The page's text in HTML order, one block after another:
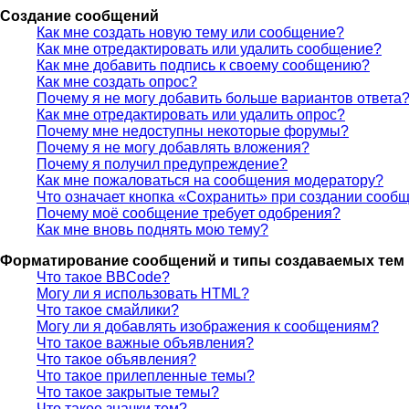
Создание сообщений
Как мне создать новую тему или сообщение?
Как мне отредактировать или удалить сообщение?
Как мне добавить подпись к своему сообщению?
Как мне создать опрос?
Почему я не могу добавить больше вариантов ответа?
Как мне отредактировать или удалить опрос?
Почему мне недоступны некоторые форумы?
Почему я не могу добавлять вложения?
Почему я получил предупреждение?
Как мне пожаловаться на сообщения модератору?
Что означает кнопка «Сохранить» при создании
Почему моё сообщение требует одобрения?
Как мне вновь поднять мою тему?
Форматирование сообщений и типы создаваемых тем
Что такое BBCode?
Могу ли я использовать HTML?
Что такое смайлики?
Могу ли я добавлять изображения к сообщениям?
Что такое важные объявления?
Что такое объявления?
Что такое прилепленные темы?
Что такое закрытые темы?